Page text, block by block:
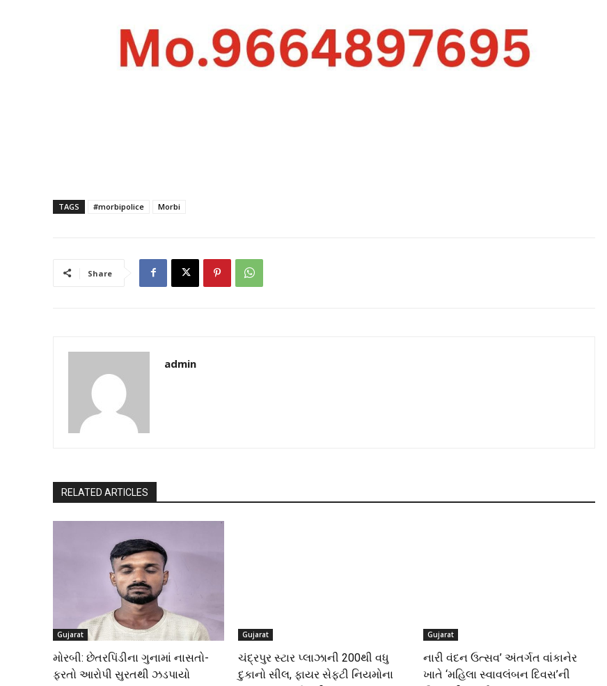
TAGS #morbipolice Morbi
Share
admin
RELATED ARTICLES
Gujarat
મોરબી: છેતરપિંડીના ગુનામાં નાસતો-
ફરતો આરોપી સુરતથી ઝડપાયો
Gujarat
ચંદ્રપુર સ્ટાર પ્લાઝાની 200થી વધુ
દુકાનો સીલ, ફાયર સેફ્ટી નિયમોના
Gujarat
નારી વંદન ઉત્સવ’ અંતર્ગત વાંકાનેર
ખાતે ‘મહિલા સ્વાવલંબન દિવસ’ની